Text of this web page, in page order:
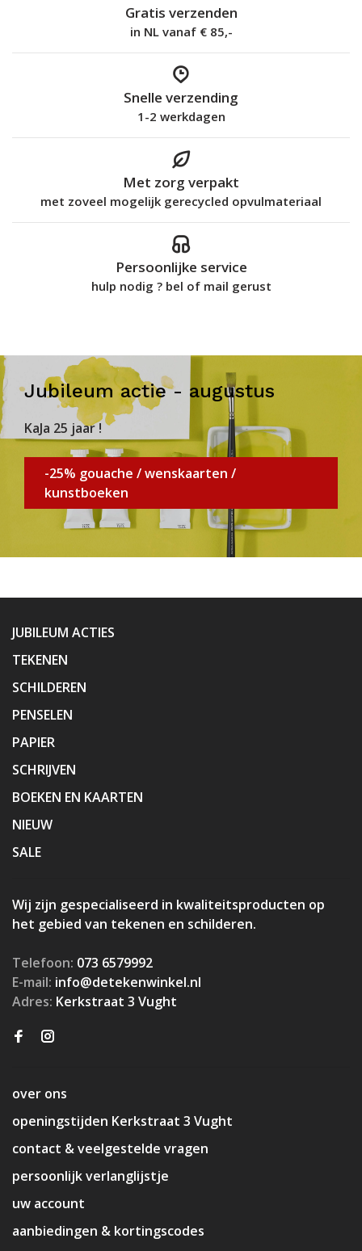
Gratis verzenden
in NL vanaf € 85,-
Snelle verzending
1-2 werkdagen
Met zorg verpakt
met zoveel mogelijk gerecycled opvulmateriaal
Persoonlijke service
hulp nodig ? bel of mail gerust
Jubileum actie - augustus
KaJa 25 jaar !
-25% gouache / wenskaarten /
kunstboeken
JUBILEUM ACTIES
TEKENEN
SCHILDEREN
PENSELEN
PAPIER
SCHRIJVEN
BOEKEN EN KAARTEN
NIEUW
SALE
Wij zijn gespecialiseerd in kwaliteitsproducten op
het gebied van tekenen en schilderen.
Telefoon: 073 6579992
E-mail: info@detekenwinkel.nl
Adres: Kerkstraat 3 Vught
over ons
openingstijden Kerkstraat 3 Vught
contact & veelgestelde vragen
persoonlijk verlanglijstje
uw account
aanbiedingen & kortingscodes